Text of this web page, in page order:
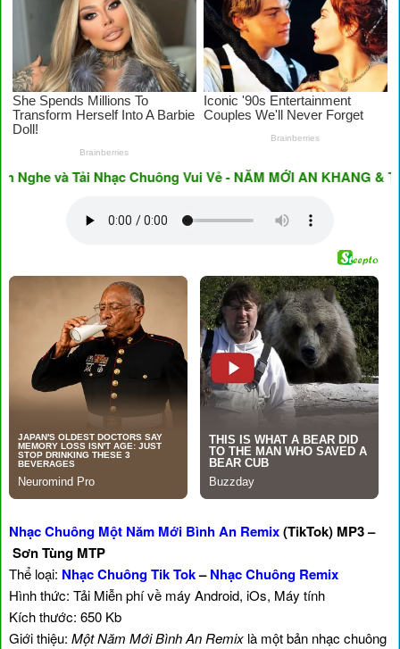
và Tải Nhạc Chuông Vui Vẻ - NĂM MỚI AN KHANG & THỊNH
Nhạc Chuông Một Năm Mới Bình An Remix(TikTok) MP3 –
Sơn Tùng MTP
Thể loại: Nhạc Chuông Tik Tok–Nhạc Chuông Remix
Hình thức: Tải Miễn phí về máy Android, iOs, Máy tính
Kích thước: 650 Kb
Giới thiệu: Một Năm Mới Bình An Remix là một bản nhạc chuông